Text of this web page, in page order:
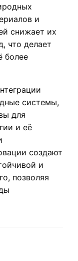
и
снижает их
что делает
более
системы,
для
и её
создают
и
позволяя